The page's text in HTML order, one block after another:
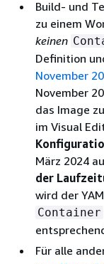
Build- und
zu einem
keinen
Definition
November
November
das Image
im Visual
März 2024
der
wird der
Container
Für alle